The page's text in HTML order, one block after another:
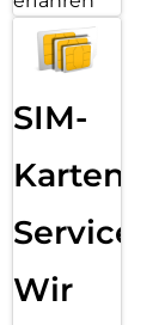
SIM-
Karten
Service:
Wir